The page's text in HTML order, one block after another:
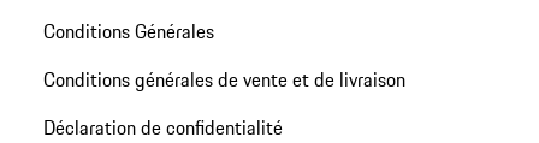
Conditions Générales
Conditions générales de vente et de livraison
Déclaration de confidentialité